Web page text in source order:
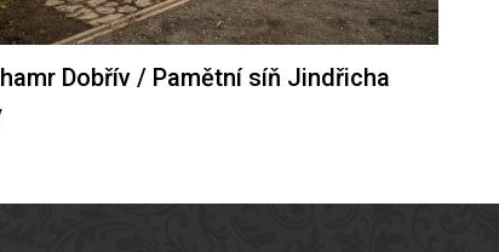
Dobřív / Pamětní síň Jindřicha